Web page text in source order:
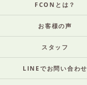
FCONとは？
お客様の声
スタッフ
LINEでお問い合わせ